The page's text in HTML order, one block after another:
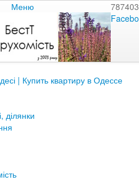
Меню
| Купить квартиру в Одессе
ділянки